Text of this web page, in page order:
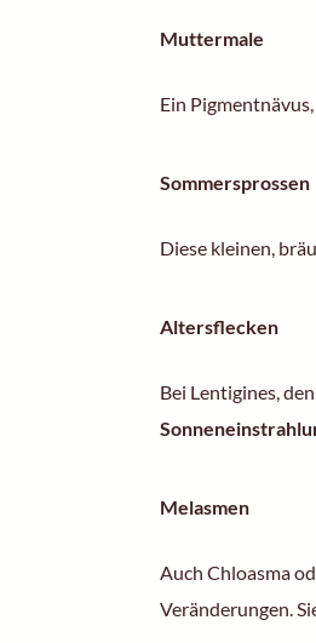
Muttermale
Ein
Sommersprossen
Diese kleinen,
Altersflecken
Bei Lentigines,
Melasmen
Auch Chloasma
Veränderungen.